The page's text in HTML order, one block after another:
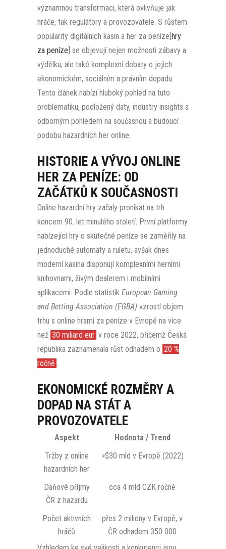
významnou transformaci, která ovlivňuje jak
hráče, tak regulátory a provozovatele. S růstem
popularity digitálních kasin a her za peníze[hry
za peníze ] se objevují nejen možnosti zábavy a
výdělku, ale také komplexní debaty o jejich
ekonomickém, sociálním a právním dopadu.
Tento článek nabízí hluboký pohled na tuto
problematiku, podložený daty, industry insights a
odborným pohledem na současnou a budoucí
podobu hazardních her online.
HISTORIE A VÝVOJ ONLINE
HER ZA PENÍZE: OD
ZAČÁTKŮ K SOUČASNOSTI
Online hazardní hry začaly pronikat na trh
koncem 90. let minulého století. První platformy
nabízející hry o skutečné peníze se zaměřily na
jednoduché automaty a ruletu, avšak dnes
moderní kasina disponují komplexními herními
knihovnami, živým dealerem i mobilními
aplikacemi. Podle statistik European Gaming
and Betting Association (EGBA) vzrostl objem
trhu s online hrami za peníze v Evropě na více
než 30 miliard eur v roce 2022, přičemž Česká
republika zaznamenala růst odhadem o 20 %
ročně .
EKONOMICKÉ ROZMĚRY A
DOPAD NA STÁT A
PROVOZOVATELE
Aspekt
Hodnota / Trend
Tržby z online
hazardních her
>$30 mld v Evropě (2022)
Daňové příjmy
ČR z hazardu
cca 4 mld CZK ročně
Počet aktivních
hráčů
přes 2 miliony v Evropě, v
ČR odhadem 350 000